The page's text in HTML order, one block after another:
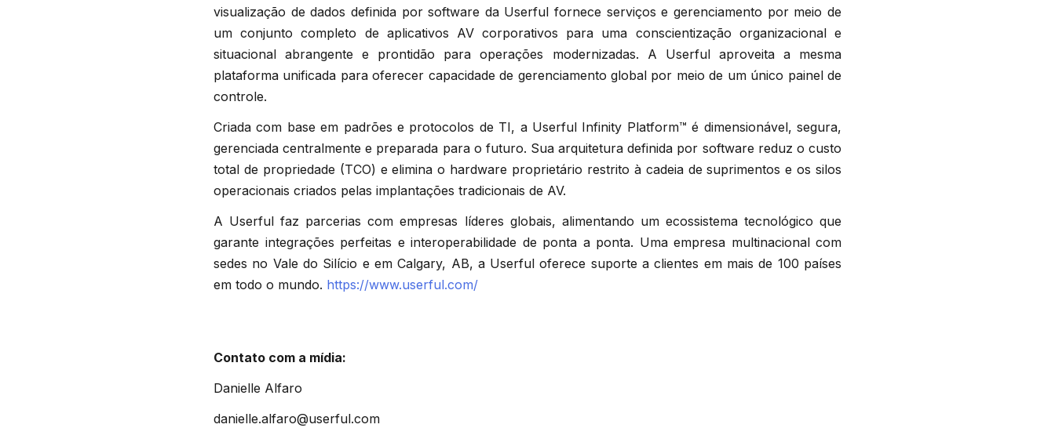
visualização de dados definida por software da Userful fornece serviços e gerenciamento por meio de
um conjunto completo de aplicativos AV corporativos para uma conscientização organizacional e
situacional abrangente e prontidão para operações modernizadas. A Userful aproveita a mesma
plataforma unificada para oferecer capacidade de gerenciamento global por meio de um único painel de
controle.
Criada com base em padrões e protocolos de TI, a Userful Infinity Platform™ é dimensionável, segura,
gerenciada centralmente e preparada para o futuro. Sua arquitetura definida por software reduz o custo
total de propriedade (TCO) e elimina o hardware proprietário restrito à cadeia de suprimentos e os silos
operacionais criados pelas implantações tradicionais de AV.
A Userful faz parcerias com empresas líderes globais, alimentando um ecossistema tecnológico que
garante integrações perfeitas e interoperabilidade de ponta a ponta. Uma empresa multinacional com
sedes no Vale do Silício e em Calgary, AB, a Userful oferece suporte a clientes em mais de 100 países
em todo o mundo. https://www.userful.com/
Contato com a mídia:
Danielle Alfaro
danielle.alfaro@userful.com